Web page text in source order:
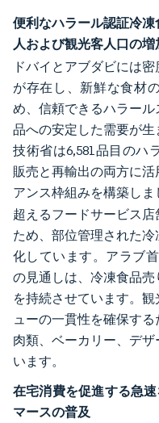
便利なハラール認証冷
人および観光客人口の増
ドバイとアブダビには
が存在し、新鮮な食材
め、信頼できるハラー
品への安定した需要が
技術省は6,581品目のハ
販売と再輸出の両方に
アンス枠組みを構築しま
超えるフードサービス
ため、部位管理された
化しています。アラブ
の見通しは、冷凍食品
を持続させています。
ューの一貫性を確保する
肉類、ベーカリー、デ
います。
在宅消費を促進する急
マースの普及